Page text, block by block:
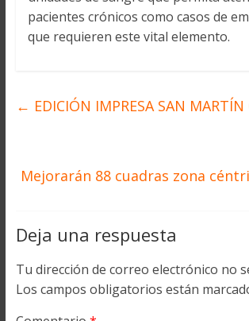
pacientes crónicos como casos de
que requieren este vital elemento.
← EDICIÓN IMPRESA SAN MARTÍN
Mejorarán 88 cuadras zona
Deja una respuesta
Tu dirección de correo electrónico no
Los campos obligatorios están